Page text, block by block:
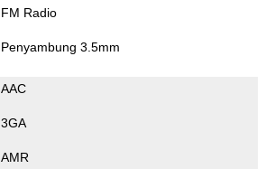
FM Radio
Penyambung 3.5mm
AAC
3GA
AMR